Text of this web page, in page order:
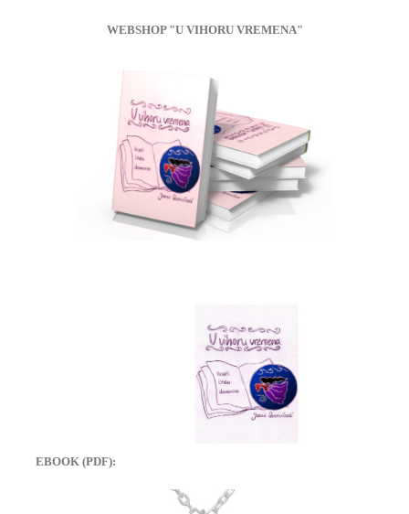
WEBSHOP "U VIHORU VREMENA"
EBOOK (PDF):